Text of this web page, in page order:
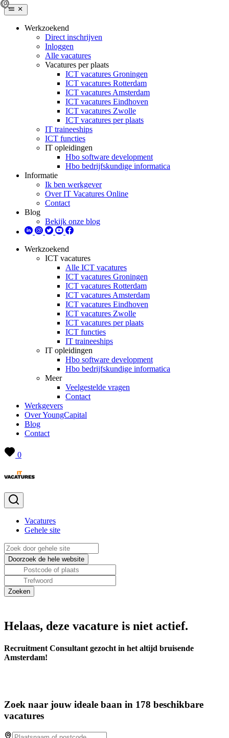
Werkzoekend
Direct inschrijven
Inloggen
Alle vacatures
Vacatures per plaats
ICT vacatures Groningen
ICT vacatures Rotterdam
ICT vacatures Amsterdam
ICT vacatures Eindhoven
ICT vacatures Zwolle
ICT vacatures per plaats
IT traineeships
ICT functies
IT opleidingen
Hbo software development
Hbo bedrijfskundige informatica
Informatie
Ik ben werkgever
Over IT Vacatures Online
Contact
Blog
Bekijk onze blog
Werkzoekend
ICT vacatures
Alle ICT vacatures
ICT vacatures Groningen
ICT vacatures Rotterdam
ICT vacatures Amsterdam
ICT vacatures Eindhoven
ICT vacatures Zwolle
ICT vacatures per plaats
ICT functies
IT traineeships
IT opleidingen
Hbo software development
Hbo bedrijfskundige informatica
Meer
Veelgestelde vragen
Contact
Werkgevers
Over YoungCapital
Blog
Contact
0
Vacatures
Gehele site
Helaas, deze vacature is niet actief.
Recruitment Consultant gezocht in het altijd bruisende
Amsterdam!
Zoek naar jouw ideale baan in 178 beschikbare
vacatures